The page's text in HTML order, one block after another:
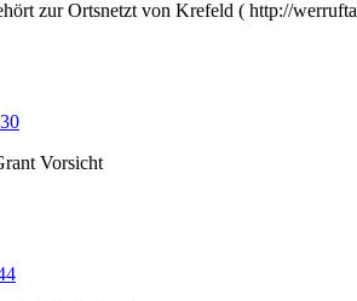
zur Ortsnetzt von Krefeld ( http://
Vorsicht